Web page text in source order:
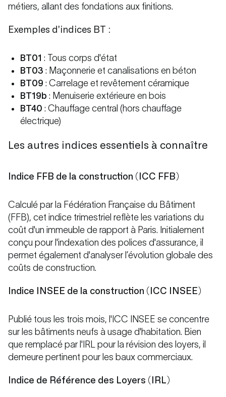
métiers, allant des fondations aux finitions.
Exemples d'indices BT :
BT01 : Tous corps d'état
BT03 : Maçonnerie et canalisations en béton
BT09 : Carrelage et revêtement céramique
BT19b : Menuiserie extérieure en bois
BT40 : Chauffage central (hors chauffage
électrique)
Les autres indices essentiels à connaître
Indice FFB de la construction (ICC FFB)
Calculé par la Fédération Française du Bâtiment
(FFB), cet indice trimestriel reflète les variations du
coût d'un immeuble de rapport à Paris. Initialement
conçu pour l'indexation des polices d'assurance, il
permet également d'analyser l’évolution globale des
coûts de construction.
Indice INSEE de la construction (ICC INSEE)
Publié tous les trois mois, l'ICC INSEE se concentre
sur les bâtiments neufs à usage d'habitation. Bien
que remplacé par l'IRL pour la révision des loyers, il
demeure pertinent pour les baux commerciaux.
Indice de Référence des Loyers (IRL)